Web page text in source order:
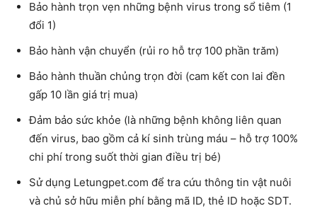
Bảo hành trọn vẹn những bệnh virus trong sổ tiêm (1
đổi 1)
Bảo hành vận chuyển (rủi ro hỗ trợ 100 phần trăm)
Bảo hành thuần chủng trọn đời (cam kết con lai đền
gấp 10 lần giá trị mua)
Đảm bảo sức khỏe (là những bệnh không liên quan
đến virus, bao gồm cả kí sinh trùng máu – hỗ trợ 100%
chi phí trong suốt thời gian điều trị bé)
Sử dụng Letungpet.com để tra cứu thông tin vật nuôi
và chủ sở hữu miễn phí bằng mã ID, thẻ ID hoặc SDT.